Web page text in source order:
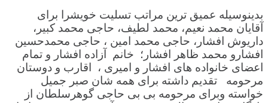
بدینوسیله عمیق ترین مراتب تسلیت خویشرا برای
آقایان محمد نعیم، محمد لطیف، حاجی محمد کبیر،
داریوش افشار، حاجی محمد امین ، حاجی محمدحسین
افشارو محمد ظاهر افشار؛ خانم آزاده افشار و تمام
اعضای خانواده های افشار و امیری ، اقارب و دوستان
مرحومه تقدیم داشته برای همه شان صبر جمیل
خواسته وبرای مرحومه بی بی حاجی گوهرسلطان از